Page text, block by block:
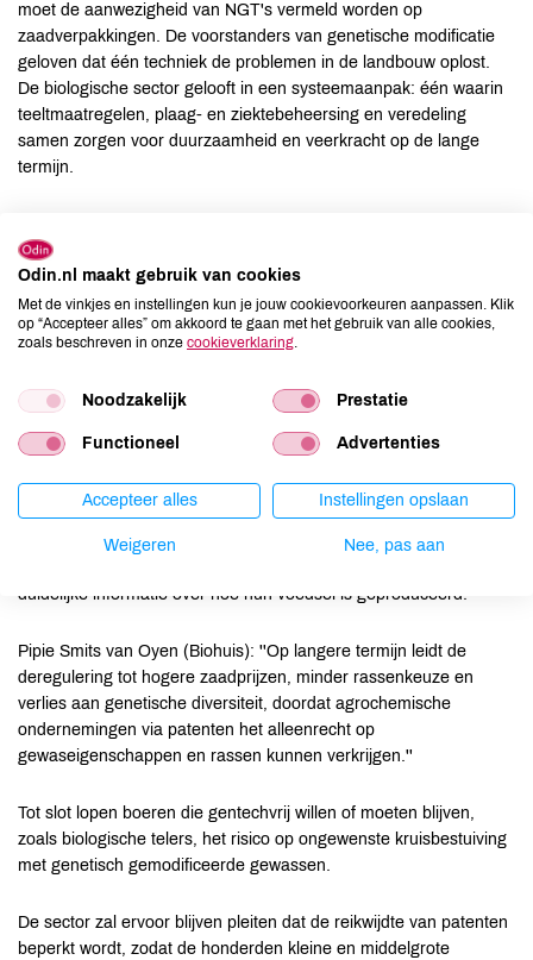
moet de aanwezigheid van NGT's vermeld worden op
zaadverpakkingen. De voorstanders van genetische modificatie
geloven dat één techniek de problemen in de landbouw oplost.
De biologische sector gelooft in een systeemaanpak: één waarin
teeltmaatregelen, plaag- en ziektebeheersing en veredeling
samen zorgen voor duurzaamheid en veerkracht op de lange
termijn.
om NGT's uit het biologische productieproces te houden.
''Het 100% betrouwbaar houden van de biologische
productiemethode die Europawijd is vastgelegd, is key voor
Patenten en andere gevolgen
boeren en de bredere voedselketen. Consumenten verliezen het
recht op transparantie: de etiketteringsplicht vervalt, waardoor
genetische modificatie onzichtbaar wordt, ondanks het feit dat
duidelijke informatie over hoe hun voedsel is geproduceerd.
Pipie Smits van Oyen (Biohuis): ''Op langere termijn leidt de
deregulering tot hogere zaadprijzen, minder rassenkeuze en
verlies aan genetische diversiteit, doordat agrochemische
ondernemingen via patenten het alleenrecht op
gewaseigenschappen en rassen kunnen verkrijgen.''
Tot slot lopen boeren die gentechvrij willen of moeten blijven,
zoals biologische telers, het risico op ongewenste kruisbestuiving
met genetisch gemodificeerde gewassen.
De sector zal ervoor blijven pleiten dat de reikwijdte van patenten
beperkt wordt, zodat de honderden kleine en middelgrote
Odin.nl maakt gebruik van cookies
Met de vinkjes en instellingen kun je jouw cookievoorkeuren aanpassen. Klik
op “Accepteer alles” om akkoord te gaan met het gebruik van alle cookies,
zoals beschreven in onze cookieverklaring
Noodzakelijk Prestatie
Functioneel Advertenties
Accepteer alles Instellingen opslaan
Weigeren Nee, pas aan